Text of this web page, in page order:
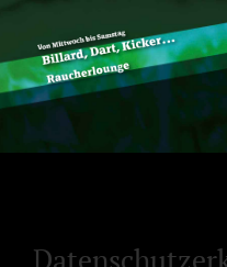
springen